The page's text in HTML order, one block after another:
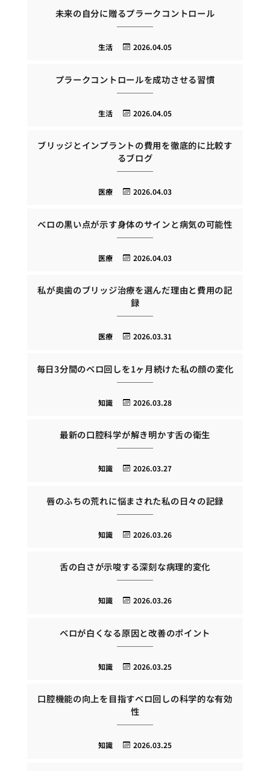
未来の自分に贈るプラークコントロール
2026.04.05
生活
プラークコントロールを成功させる習慣
2026.04.05
生活
ブリッジとインプラントの費用を徹底的に比較す
るブログ
2026.04.03
医療
ベロの黒い点が示す身体のサインと病気の可能性
2026.04.03
医療
私が奥歯のブリッジ治療を選んだ理由と費用の記
録
2026.03.31
医療
毎日3分間のベロ回しを1ヶ月続けた私の顔の変化
2026.03.28
知識
最新の口腔科学が解き明かす舌の衛生
2026.03.27
知識
唇のふちの荒れに悩まされた私の日々の記録
2026.03.26
知識
舌の白さが示唆する深刻な病理的変化
2026.03.26
知識
ベロが白くなる原因と改善のポイント
2026.03.25
知識
口腔機能の向上を目指すベロ回しの科学的な有効
性
2026.03.25
知識